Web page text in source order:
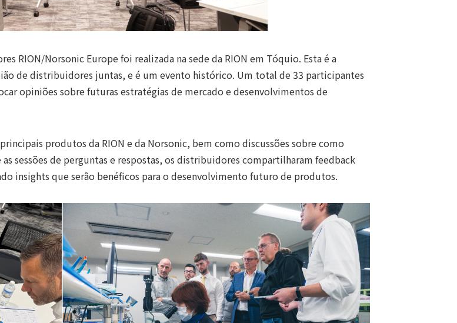
RION/Norsonic Europe foi realizada na sede da RION em Tóquio. Esta é a
de distribuidores juntas, e é um evento histórico. Um total de 33 participantes
opiniões sobre futuras estratégias de mercado e desenvolvimentos de
produtos da RION e da Norsonic, bem como discussões sobre como
sessões de perguntas e respostas, os distribuidores compartilharam feedback
insights que serão benéficos para o desenvolvimento futuro de produtos.